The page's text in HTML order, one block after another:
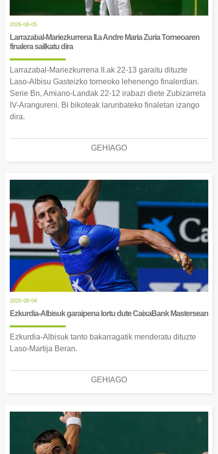
2026-08-05
Larrazabal-Mariezkurrena II.a Andre Maria Zuria Torneoaren
finalera sailkatu dira
Larrazabal-Mariezkurrena II.ak 22-13 garaitu dituzte
Laso-Albisu Gasteizko torneoko lehenengo finalerdian.
Serie Bn, Amiano-Landak 22-12 irabazi diete Zubizarreta
IV-Arangureni. Bi bikoteak larunbateko finaletan izango
dira.
GEHIAGO
2026-08-04
Ezkurdia-Albisuk garaipena lortu dute CaixaBank Mastersean
Ezkurdia-Albisuk tanto bakarragatik menderatu dituzte
Laso-Martija Beran.
GEHIAGO